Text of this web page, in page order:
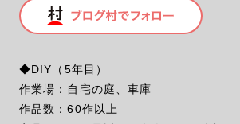
◆DIY（5年目）
作業場：自宅の庭、車庫
作品数：60作以上